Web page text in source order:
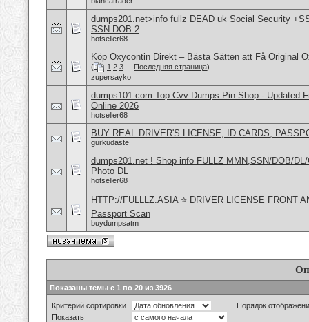
dumps201.net>info fullz DEAD uk Social Security
SSN DOB 2
hotseller68
Köp Oxycontin Direkt – Bästa Sätten att Få Original
( 1 2 3 Последняя страница)
zupersayko
dumps101.com:Top Cvv Dumps Pin Shop - Updated
Online 2026
hotseller68
BUY REAL DRIVER'S LICENSE, ID CARDS,
gurkudaste
dumps201.net ! Shop info FULLZ MMN,SSN/DOB/
Photo DL
hotseller68
HTTP://FULLLZ.ASIA ⭐️ DRIVER LICENSE FRONT
Passport Scan
buydumpsatm
Показаны темы с 1 по 20 из 3926
Критерий сортировки
Порядок
Показать